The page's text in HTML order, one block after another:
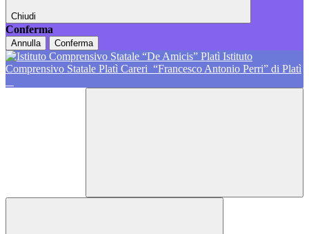
Chiudi
Conferma
Annulla Conferma
Istituto
Comprensivo Statale Platì Careri “Francesco Antonio Perri” di Platì